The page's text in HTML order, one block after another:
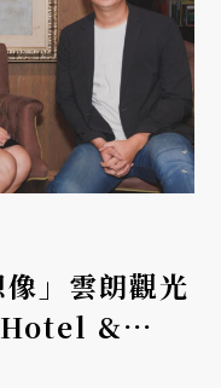
像」雲朗觀光
&